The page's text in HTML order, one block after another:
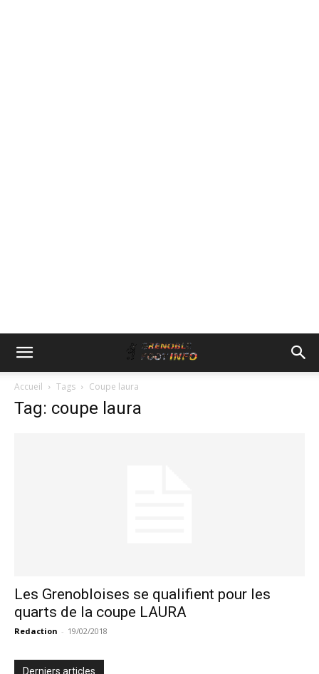
Accueil Tags Coupe laura
Tag: coupe laura
Les Grenobloises se qualifient pour les
quarts de la coupe LAURA
Redaction - 19/02/2018
Derniers articles